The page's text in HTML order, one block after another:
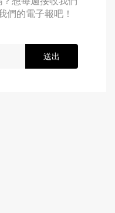
們的電子報吧！
送出